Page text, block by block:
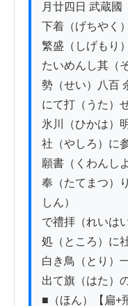
月廿四日 武蔵國
下着（げちやく
繁盛（しげもり
たいめんし其（
勢（せい）八百
にて打（うた）
氷川（ひかは）
社（やしろ）に
願書（くわんし
奉（たてまつ）
しん）
で禮拝（れいは
処（ところ）に
白き鳥（とり）
出て旗（はた）
■（ほん）【扁+